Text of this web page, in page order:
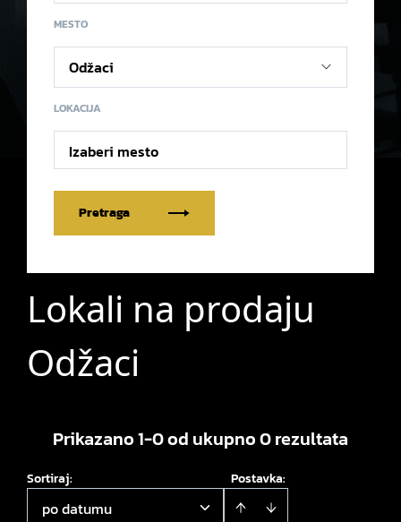
MESTO
LOKACIJA
Izaberi mesto
Pretraga
Lokali na prodaju
Odžaci
Prikazano 1-0 od ukupno 0 rezultata
Postavka:
Sortiraj:
po datumu